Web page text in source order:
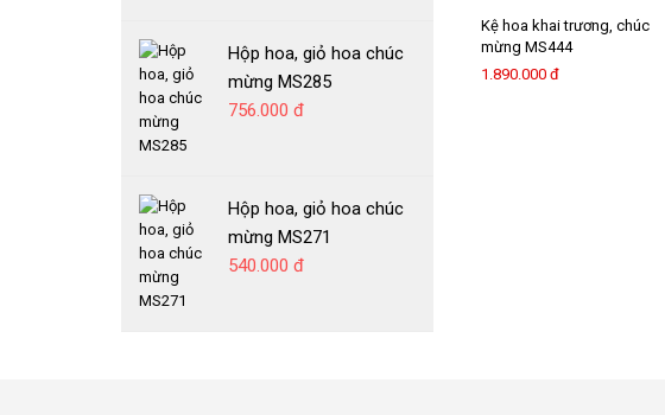
Kệ hoa khai trương, chúc
mừng MS444
1.890.000 đ
Hộp hoa, giỏ hoa chúc
mừng MS285
756.000 đ
Hộp hoa, giỏ hoa chúc
mừng MS271
540.000 đ